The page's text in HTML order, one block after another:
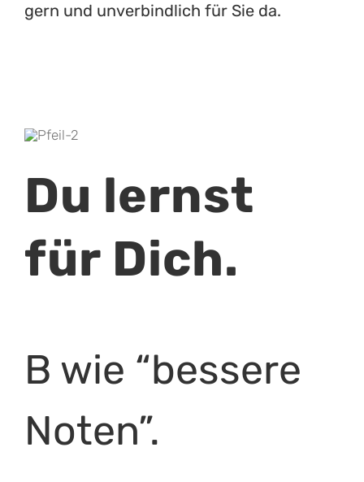
gern und unverbindlich für Sie da.
Du lernst
für Dich.
B wie “bessere
Noten”.